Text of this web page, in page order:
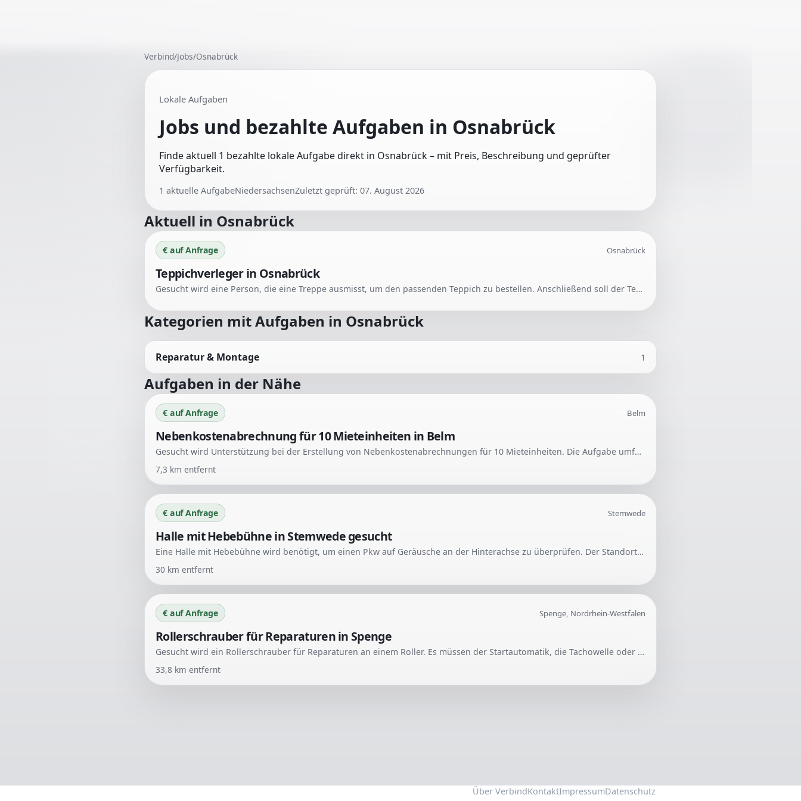
Verbind/Jobs/Osnabrück
Lokale Aufgaben
Jobs und bezahlte Aufgaben in Osnabrück
Finde aktuell 1 bezahlte lokale Aufgabe direkt in Osnabrück – mit Preis, Beschreibung und geprüfter
Verfügbarkeit.
1 aktuelle AufgabeNiedersachsenZuletzt geprüft: 07. August 2026
Aktuell in Osnabrück
€ auf Anfrage Osnabrück
Teppichverleger in Osnabrück
Gesucht wird eine Person, die eine Treppe ausmisst, um den passenden Teppich zu bestellen. Anschließend soll der Teppich fachgerecht auf der Treppe verklebt werden.
Kategorien mit Aufgaben in Osnabrück
Reparatur & Montage 1
Aufgaben in der Nähe
€ auf Anfrage Belm
Nebenkostenabrechnung für 10 Mieteinheiten in Belm
Gesucht wird Unterstützung bei der Erstellung von Nebenkostenabrechnungen für 10 Mieteinheiten. Die Aufgabe umfasst die komplette Erstellung der Abrechnungen. Es handelt sich um eine einmalige Hilfe.
7,3 km entfernt
€ auf Anfrage Stemwede
Halle mit Hebebühne in Stemwede gesucht
Eine Halle mit Hebebühne wird benötigt, um einen Pkw auf Geräusche an der Hinterachse zu überprüfen. Der Standort sollte möglichst in der Nähe sein, um hohe Werkstattkosten zu vermeiden.
30 km entfernt
€ auf Anfrage Spenge, Nordrhein-Westfalen
Rollerschrauber für Reparaturen in Spenge
Gesucht wird ein Rollerschrauber für Reparaturen an einem Roller. Es müssen der Startautomatik, die Tachowelle oder der Tacho repariert sowie der Scheinwerfer justiert werden.
33,8 km entfernt
Über VerbindKontaktImpressumDatenschutz